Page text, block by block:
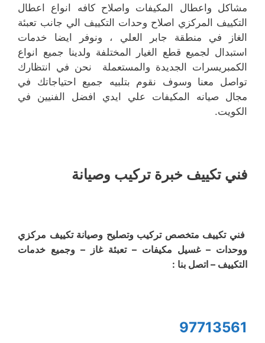
مشاكل واعطال المكيفات واصلاح كافه انواع اعطال
التكييف المركزي اصلاح وحدات التكييف الي جانب تعبئة
الغاز في منطقة جابر العلي ، ونوفر ايضا خدمات
استبدال لجميع قطع الغيار المختلفة ولدينا جميع انواع
الكمبريسرات الجديدة والمستعملة نحن في انتظارك
تواصل معنا وسوف نقوم بتلبيه جميع احتياجاتك في
مجال صيانه المكيفات علي ايدي افضل الفنيين في
الكويت.
فني تكييف خبرة تركيب وصيانة
فني تكييف متخصص تركيب وتصليح وصيانة تكييف مركزي
ووحدات – غسيل مكيفات – تعبئة غاز – وجميع خدمات
التكييف – اتصل بنا :
97713561